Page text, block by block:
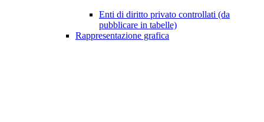
Enti di diritto privato controllati (da
pubblicare in tabelle)
Rappresentazione grafica